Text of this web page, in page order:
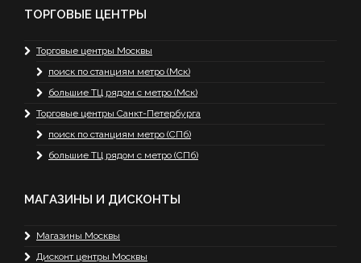
ТОРГОВЫЕ ЦЕНТРЫ
Торговые центры Москвы
поиск по станциям метро (Мск)
большие ТЦ рядом с метро (Мск)
Торговые центры Санкт-Петербурга
поиск по станциям метро (СПб)
большие ТЦ рядом с метро (СПб)
МАГАЗИНЫ И ДИСКОНТЫ
Магазины Москвы
Дисконт центры Москвы